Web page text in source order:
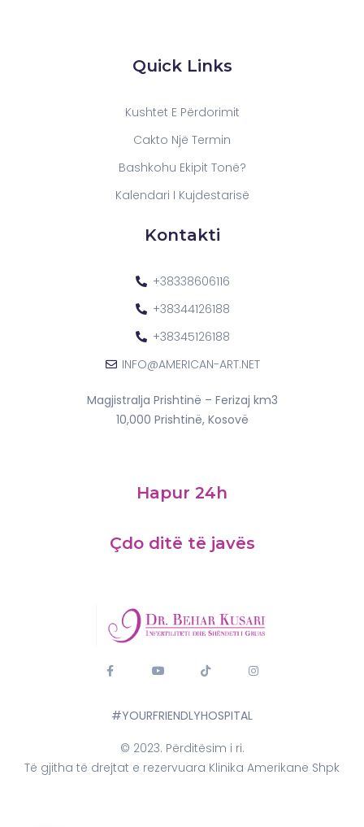
#YOURFRIENDLYHOSPITAL
© 2023. Përditësim i ri.
Të gjitha të drejtat e rezervuara Klinika Amerikane Shpk
Quick Links
Kushtet E Përdorimit
Cakto Një Termin
Bashkohu Ekipit Tonë?
Kalendari I Kujdestarisë
Kontakti
+38338606116
+38344126188
+38345126188
INFO@AMERICAN-ART.NET
Magjistralja Prishtinë – Ferizaj km3
10,000 Prishtinë, Kosovë
Hapur 24h
Çdo ditë të javës